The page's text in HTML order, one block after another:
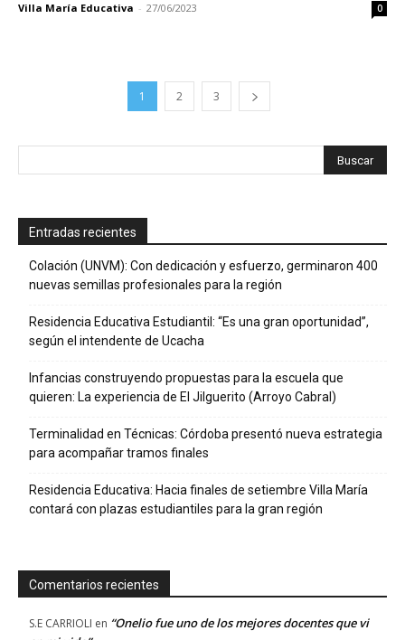
Villa María Educativa - 27/06/2023 0
1 2 3
Entradas recientes
Colación (UNVM): Con dedicación y esfuerzo, germinaron 400
nuevas semillas profesionales para la región
Residencia Educativa Estudiantil: “Es una gran oportunidad”,
según el intendente de Ucacha
Infancias construyendo propuestas para la escuela que
quieren: La experiencia de El Jilguerito (Arroyo Cabral)
Terminalidad en Técnicas: Córdoba presentó nueva estrategia
para acompañar tramos finales
Residencia Educativa: Hacia finales de setiembre Villa María
contará con plazas estudiantiles para la gran región
Comentarios recientes
S.E CARRIOLI en “Onelio fue uno de los mejores docentes que vi